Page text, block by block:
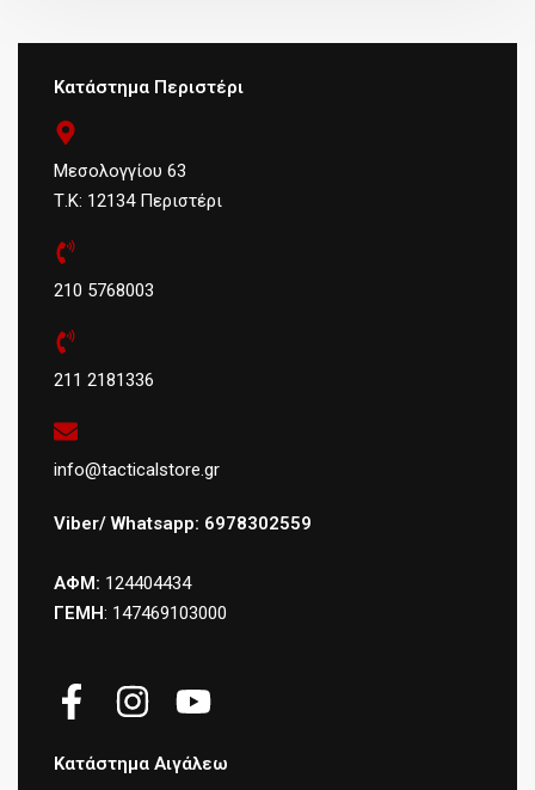
Κατάστημα Περιστέρι
Μεσολογγίου 63
Τ.Κ: 12134 Περιστέρι
210 5768003
211 2181336
info@tacticalstore.gr
Viber/ Whatsapp: 6978302559
ΑΦΜ: 124404434
ΓΕΜΗ: 147469103000
Κατάστημα Αιγάλεω